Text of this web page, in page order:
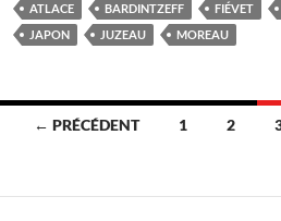
ATLACE BARDINTZEFF FIÉVET
JAPON
JUZEAU MOREAU
Navigation
articles
← PRÉCÉDENT 1 2